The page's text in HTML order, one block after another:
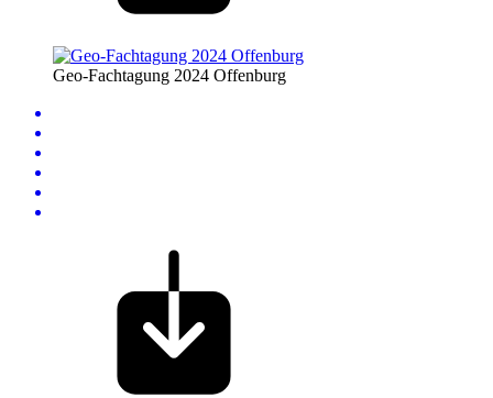
Geo-Fachtagung 2024 Offenburg